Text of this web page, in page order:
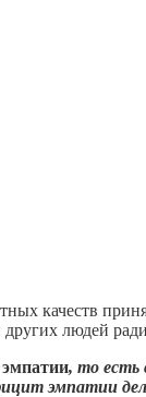
качеств
людей
эмпатии, то есть
эмпатии